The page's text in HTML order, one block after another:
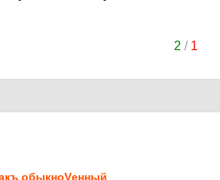
2 / 1
обыкноVенный